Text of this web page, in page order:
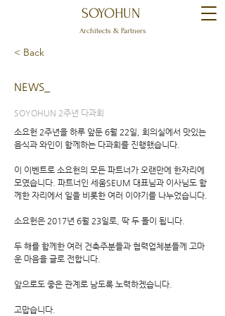
SOYOHUN
Architects & Partners
< Back
NEWS_
SOYOHUN 2주년 다과회
소요헌 2주년을 하루 앞둔 6월 22일, 회의실에서 맛있는
음식과 와인이 함께하는 다과회를 진행했습니다.
이 이벤트로 소요헌의 모든 파트너가 오랜만에 한자리에
모였습니다. 파트너인 세움SEUM 대표님과 이사님도 함
께한 자리에서 일을 비롯한 여러 이야기를 나누었습니다.
소요헌은 2017년 6월 23일로, 딱 두 돌이 됩니다.
두 해를 함께한 여러 건축주분들과 협력업체분들께 고마
운 마음을 글로 전합니다.
앞으로도 좋은 관계로 남도록 노력하겠습니다.
​고맙습니다.